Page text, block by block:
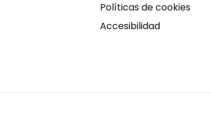
Políticas de cookies
Accesibilidad